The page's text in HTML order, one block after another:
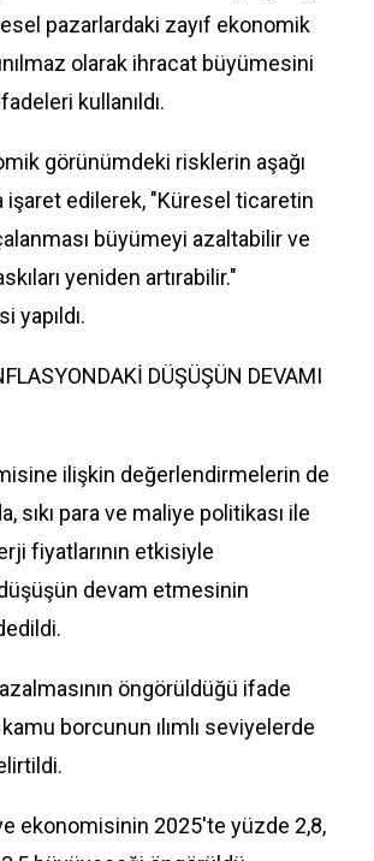
pazarlardaki zayıf ekonomik
olarak ihracat büyümesini
kullanıldı.
görünümdeki risklerin aşağı
işaret edilerek, "Küresel ticaretin
büyümeyi azaltabilir ve
yeniden artırabilir."
yapıldı.
DÜŞÜŞÜN DEVAMI
ilişkin değerlendirmelerin de
sıkı para ve maliye politikası ile
fiyatlarının etkisiyle
devam etmesinin
azalmasının öngörüldüğü ifade
borcunun ılımlı seviyelerde
ekonomisinin 2025'te yüzde 2,8,